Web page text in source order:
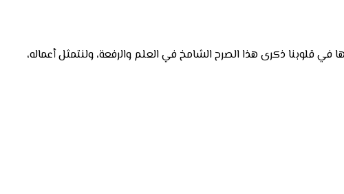
في قلوبنا ذكرى هذا الصرح الشامخ في العلم والرفعة، ولنتمثل أعماله،